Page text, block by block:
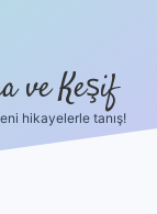
ve Keşif
hikayelerle tanış!